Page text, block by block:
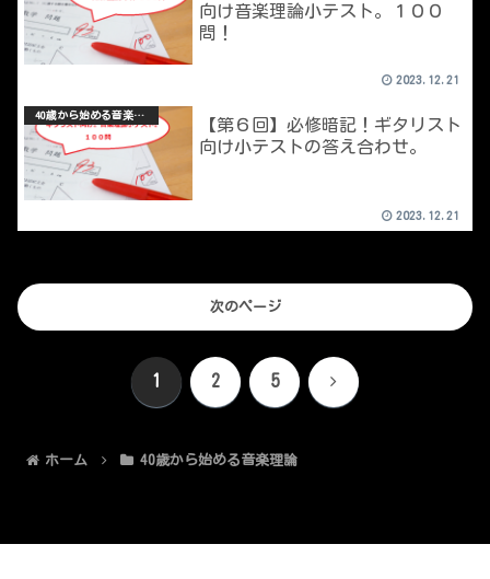
向け音楽理論小テスト。１００
問！
2023.12.21
40歳から始める音楽理論
【第６回】必修暗記！ギタリスト
向け小テストの答え合わせ。
2023.12.21
次のページ
1 2 5 次
ホーム 40歳から始める音楽理論